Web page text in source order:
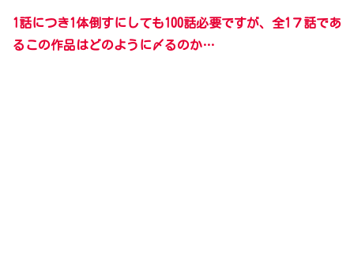
1話につき1体倒すにしても100話必要ですが、全1７話であ
るこの作品はどのように〆るのか…